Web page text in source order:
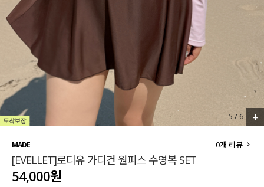
MADE
세트할인 ~30%
하객룩
살안타템
110사이즈
티셔츠
블라우스
원피스
팬츠
스커트
언더웨어
5 /6 +
MADE
[EVELLET]로디유 가디건 원피스 수영복 SET
0개 리뷰
54,000원